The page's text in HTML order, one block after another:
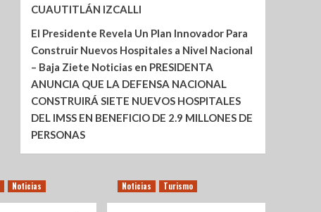
CUAUTITLÁN IZCALLI
El Presidente Revela Un Plan Innovador Para
Construir Nuevos Hospitales a Nivel Nacional
– Baja Ziete Noticiasen PRESIDENTA
ANUNCIA QUE LA DEFENSA NACIONAL
CONSTRUIRÁ SIETE NUEVOS HOSPITALES
DEL IMSS EN BENEFICIO DE 2.9 MILLONES DE
PERSONAS
Noticias Noticias Turismo